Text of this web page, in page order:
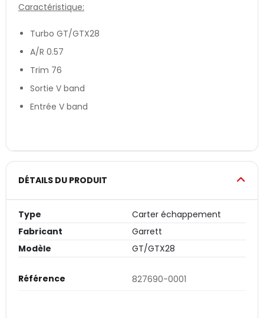
Caractéristique:
Turbo GT/GTX28
A/R 0.57
Trim 76
Sortie V band
Entrée V band
DÉTAILS DU PRODUIT
Type
Carter échappement
Fabricant
Garrett
Modèle
GT/GTX28
Référence 827690-0001